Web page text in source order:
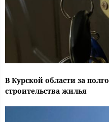
В Курской области за
строительства жилья